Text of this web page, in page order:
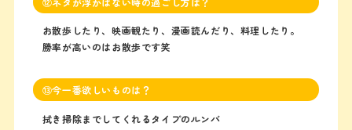
お散歩したり、映画観たり、漫画読んだり、料理したり。
勝率が高いのはお散歩です笑
⑬今一番欲しいものは？
拭き掃除までしてくれるタイプのルンバ